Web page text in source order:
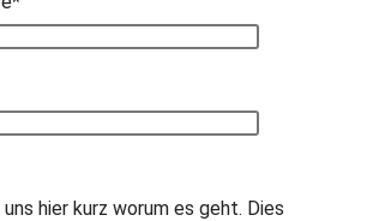
leer.
hier kurz worum es geht. Dies